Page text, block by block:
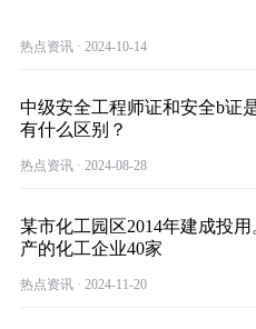
热点资讯 · 2024-10-14
中级安全工程师证和安全b证
有什么区别？
热点资讯 · 2024-08-28
某市化工园区2014年建成投
产的化工企业40家
热点资讯 · 2024-11-20